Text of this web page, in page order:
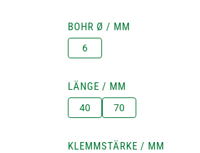
BOHR Ø / MM
6
LÄNGE / MM
40 70
KLEMMSTÄRKE / MM